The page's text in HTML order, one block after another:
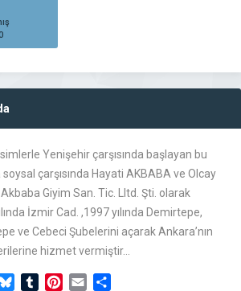
Yenişehir çarşısında başlayan bu
soysal çarşısında Hayati AKBABA ve Olcay
Giyim San. Tic. Lltd. Şti. olarak
İzmir Cad. ,1997 yılında Demirtepe,
ve Cebeci Şubelerini açarak Ankara’nın
hizmet vermiştir…
BlueskyTumblrPinterest
Email